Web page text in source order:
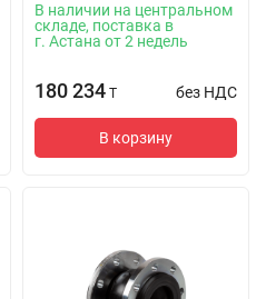
В наличии на центральном
складе, поставка в
г. Астана от 2 недель
180 234 T без НДС
В корзину